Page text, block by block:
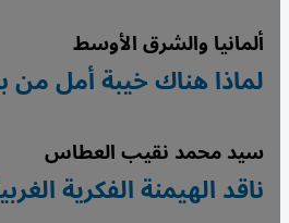
ألمانيا والشرق الأوسط
لماذا هناك خيبة أمل من
سيد محمد نقيب العطاس
ناقد الهيمنة الفكرية